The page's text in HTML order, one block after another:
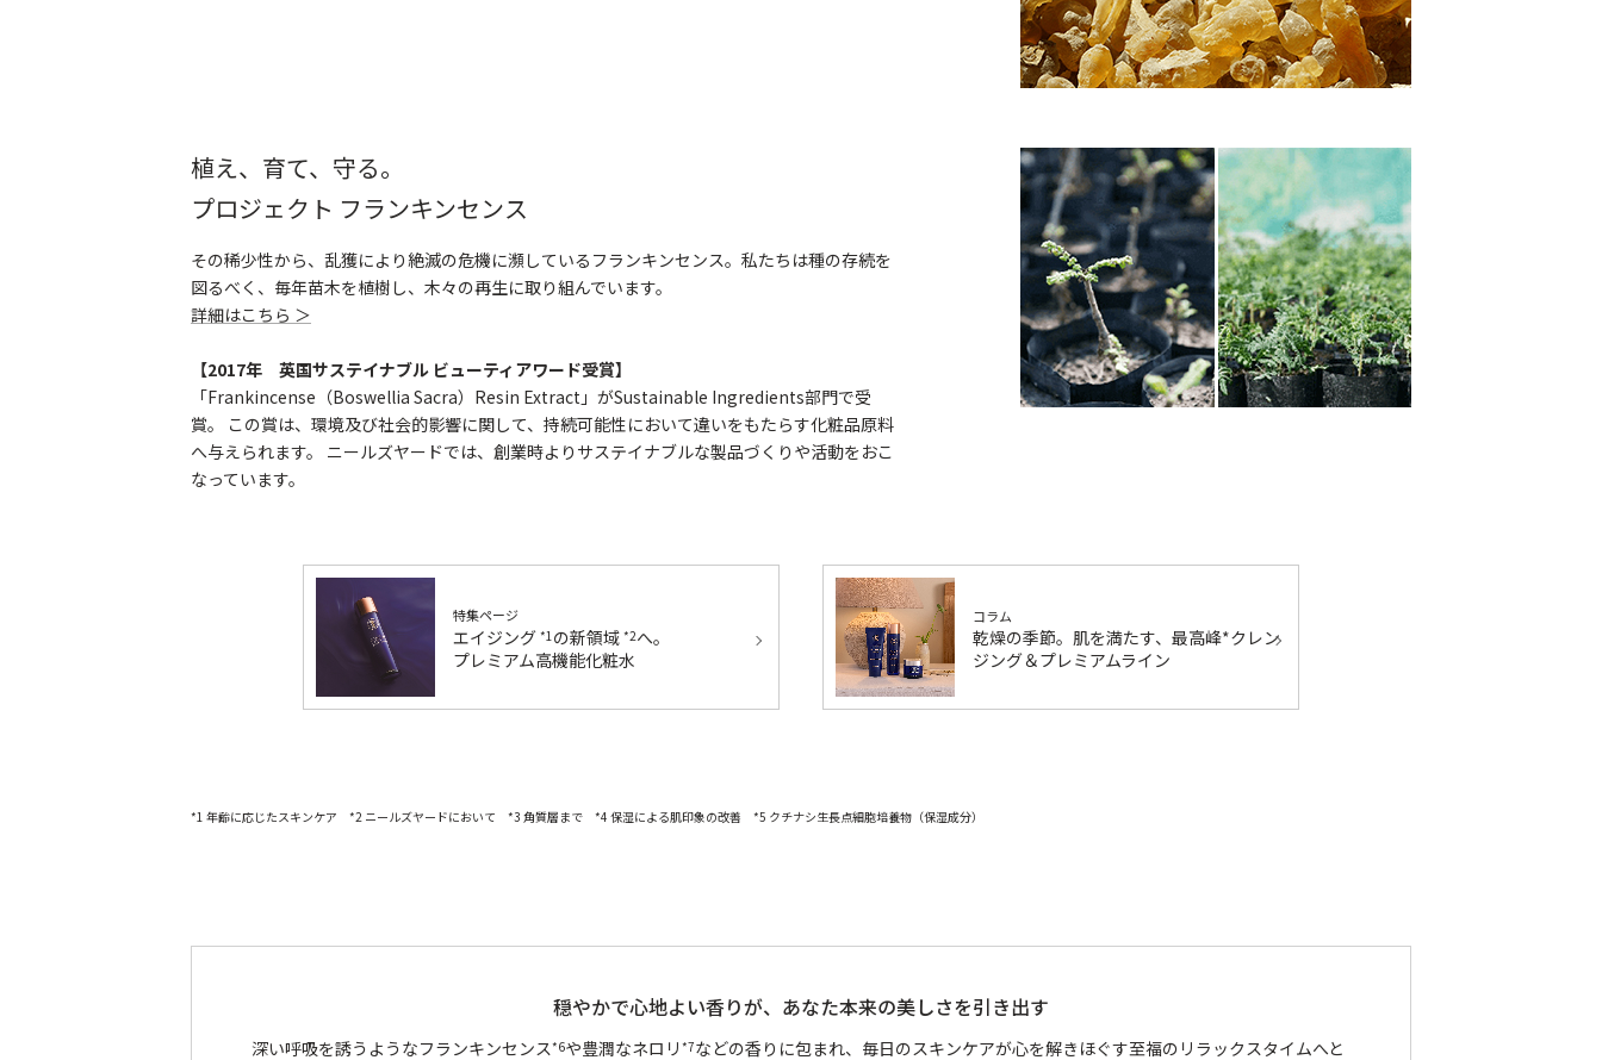
植え、育て、守る。
プロジェクト フランキンセンス
その稀少性から、乱獲により絶滅の危機に瀕しているフランキンセンス。私たちは種の存続を
図るべく、毎年苗木を植樹し、木々の再生に取り組んでいます。
詳細はこちら ＞
【2017年 英国サステイナブル ビューティアワード受賞】
「Frankincense（Boswellia Sacra）Resin Extract」がSustainable Ingredients部門で受
賞。 この賞は、環境及び社会的影響に関して、持続可能性において違いをもたらす化粧品原料
へ与えられます。 ニールズヤードでは、創業時よりサステイナブルな製品づくりや活動をおこ
なっています。
特集ページ
エイジング*1の新領域*2へ。
プレミアム高機能化粧水
コラム
乾燥の季節。肌を満たす、最高峰*クレン
ジング＆プレミアムライン
*1 年齢に応じたスキンケア *2 ニールズヤードにおいて *3 角質層まで *4 保湿による肌印象の改善 *5 クチナシ生長点細胞培養物（保湿成分）
穏やかで心地よい香りが、あなた本来の美しさを引き出す
深い呼吸を誘うようなフランキンセンス*6や豊潤なネロリ *7などの香りに包まれ、毎日のスキンケアが心を解きほぐす至福のリラックスタイムへと